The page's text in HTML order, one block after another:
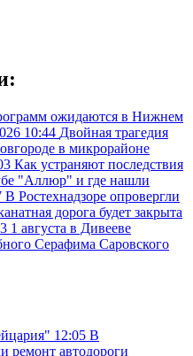
ожидаются в Нижнем
10:44 Двойная трагедия
в микрорайоне
Как устраняют последствия
"Аллюр" и где нашли
В Ростехнадзоре опровергли
дорога будет закрыта
1 августа в Дивееве
Серафима Саровского
12:05 В
ремонт автодороги